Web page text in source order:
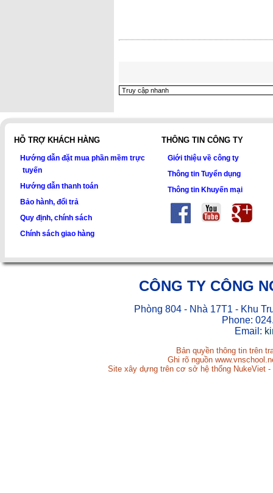
HỖ TRỢ KHÁCH HÀNG
Hướng dẫn đặt mua phần mềm trực
tuyến
Hướng dẫn thanh toán
Bảo hành, đổi trả
Quy định, chính sách
Chính sách giao hàng
THÔNG TIN CÔNG TY
Giới thiệu về công ty
Thông tin Tuyển dụng
Thông tin Khuyến mại
CÔNG TY CÔNG
Phòng 804 - Nhà 17T1 - Khu
Phone:
Email:
Bản quyền thông tin trên
Ghi rõ nguồn
Site xây dựng trên cơ sở hệ thống NukeViet